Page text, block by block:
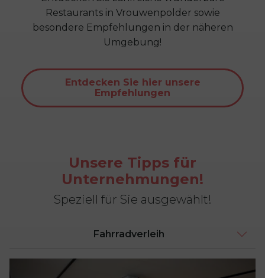
Restaurants in Vrouwenpolder sowie
besondere Empfehlungen in der näheren
Umgebung!
Entdecken Sie hier unsere
Empfehlungen
Unsere Tipps für
Unternehmungen!
Speziell für Sie ausgewählt!
Fahrradverleih